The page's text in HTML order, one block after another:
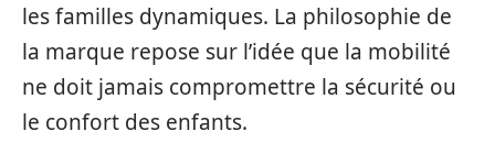
les familles dynamiques. La philosophie de
la marque repose sur l’idée que la mobilité
ne doit jamais compromettre la sécurité ou
le confort des enfants.